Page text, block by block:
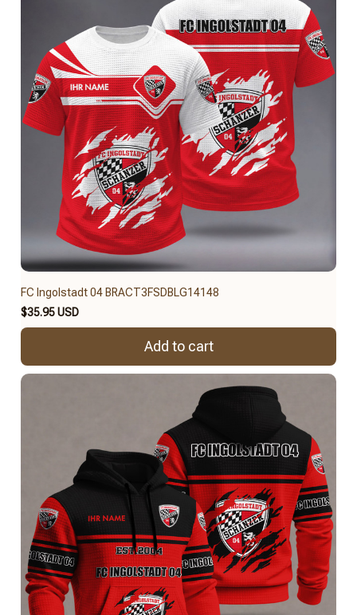
FC Ingolstadt 04 BRACT3FSDBLG14148
$35.95 USD
Add to cart